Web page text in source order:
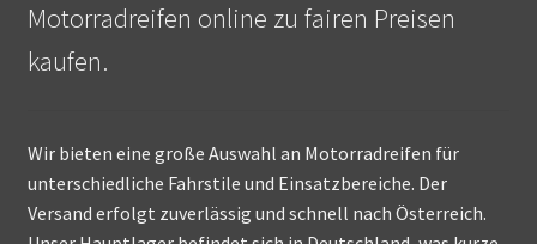
Motorradreifen online zu fairen Preisen
kaufen.
Wir bieten eine große Auswahl an Motorradreifen für
unterschiedliche Fahrstile und Einsatzbereiche. Der
Versand erfolgt zuverlässig und schnell nach Österreich.